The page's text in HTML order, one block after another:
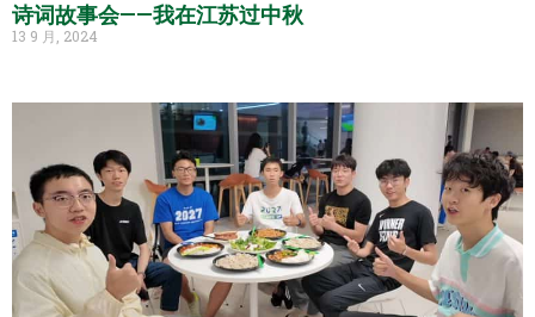
诗词故事会——我在江苏过中秋
13 9 月, 2024